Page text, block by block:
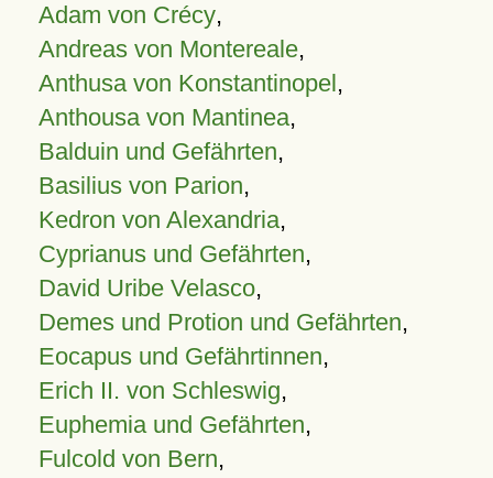
Adam von Crécy,
Andreas von Montereale,
Anthusa von Konstantinopel,
Anthousa von Mantinea,
Balduin und Gefährten,
Basilius von Parion,
Kedron von Alexandria,
Cyprianus und Gefährten,
David Uribe Velasco,
Demes und Protion und Gefährten,
Eocapus und Gefährtinnen,
Erich II. von Schleswig,
Euphemia und Gefährten,
Fulcold von Bern,